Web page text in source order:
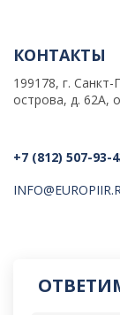
КОНТАКТЫ
199178, г.
острова, д. 62А,
+7 (812) 507-93-